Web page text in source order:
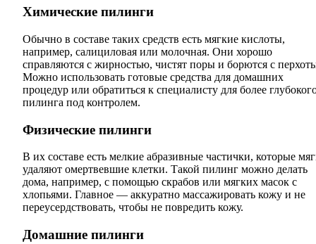
Химические пилинги
Обычно в составе таких средств есть мягкие кислоты,
например, салициловая или молочная. Они хорошо
справляются с жирностью, чистят поры и борются с
Можно использовать готовые средства для домашних
процедур или обратиться к специалисту для более
пилинга под контролем.
Физические пилинги
В их составе есть мелкие абразивные частички, которые
удаляют омертвевшие клетки. Такой пилинг можно делать
дома, например, с помощью скрабов или мягких масок с
хлопьями. Главное — аккуратно массажировать кожу и не
переусердствовать, чтобы не повредить кожу.
Домашние пилинги